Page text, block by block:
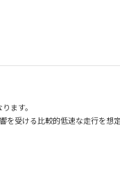
ます。
受ける比較的低速な走行を想